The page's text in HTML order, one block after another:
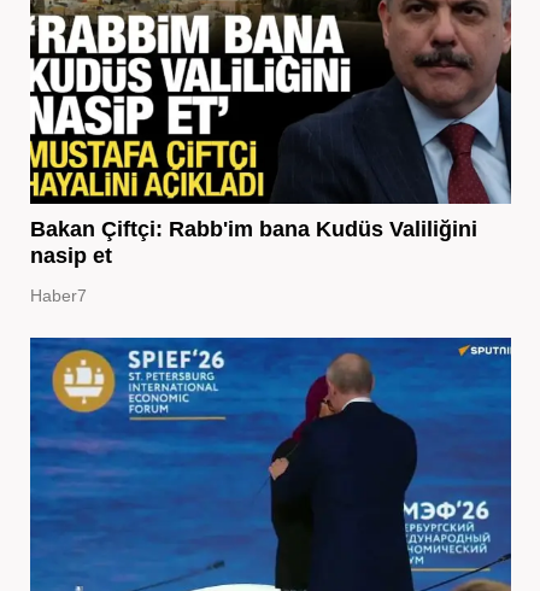
Bakan Çiftçi: Rabb'im bana Kudüs Valiliğini
nasip et
Haber7